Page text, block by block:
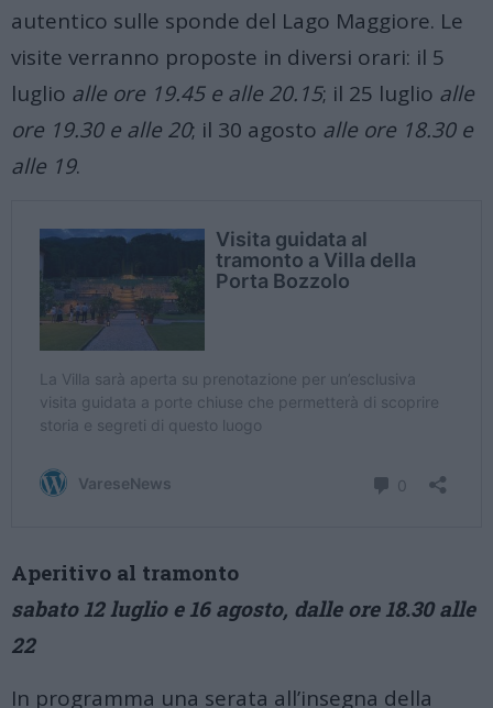
autentico sulle sponde del Lago Maggiore. Le
visite verranno proposte in diversi orari: il 5
luglio alle ore 19.45 e alle 20.15; il 25 luglio alle
ore 19.30 e alle 20; il 30 agosto alle ore 18.30 e
alle 19.
Aperitivo al tramonto
sabato 12 luglio e 16 agosto, dalle ore 18.30 alle
22
In programma una serata all’insegna della